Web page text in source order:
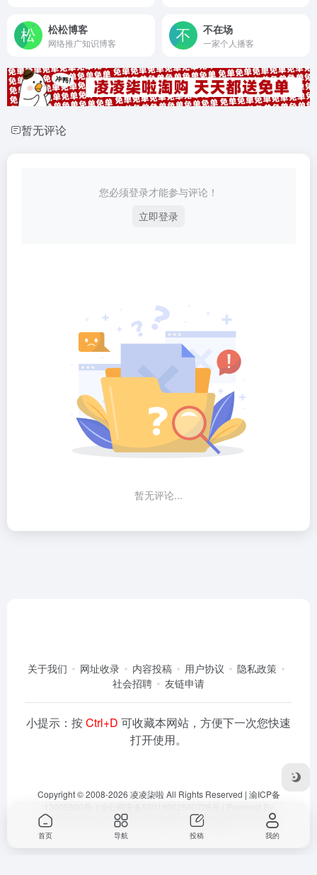
松松博客
网络推广知识博客
不在场
一家个人播客
暂无评论
您必须登录才能参与评论！
立即登录
暂无评论...
关于我们 网址收录 内容投稿 用户协议
隐私政策
社会招聘
友链申请
小提示：按Ctrl+D 可收藏本网站，方便下一次您快速
打开使用。
Copyright © 2008-2026 凌凌柒啦 All Rights Reserved | 渝ICP备
Dlaoo.Inc
Awalab| 本站运行在 由OneNav 强力驱动
首页 导航 投稿 我的